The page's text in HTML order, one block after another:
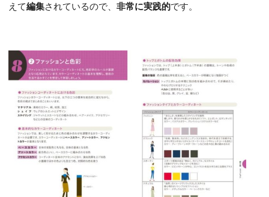
えて編集されているので、 非常に実践的です。